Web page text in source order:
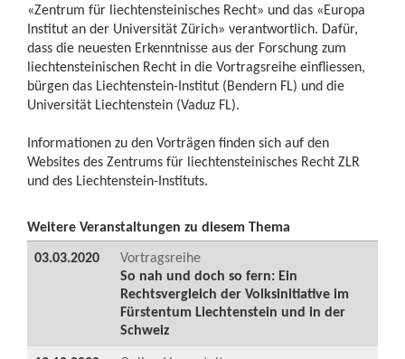
«Zentrum für liechtensteinisches Recht» und das «Europa
Institut an der Universität Zürich» verantwortlich. Dafür,
dass die neuesten Erkenntnisse aus der Forschung zum
liechtensteinischen Recht in die Vortragsreihe einfliessen,
bürgen das Liechtenstein-Institut (Bendern FL) und die
Universität Liechtenstein (Vaduz FL).
Informationen zu den Vorträgen finden sich auf den
Websites des Zentrums für liechtensteinisches Recht ZLR
und des Liechtenstein-Instituts.
Weitere Veranstaltungen zu diesem Thema
03.03.2020
Vortragsreihe
So nah und doch so fern: Ein
Rechtsvergleich der Volksinitiative im
Fürstentum Liechtenstein und in der
Schweiz